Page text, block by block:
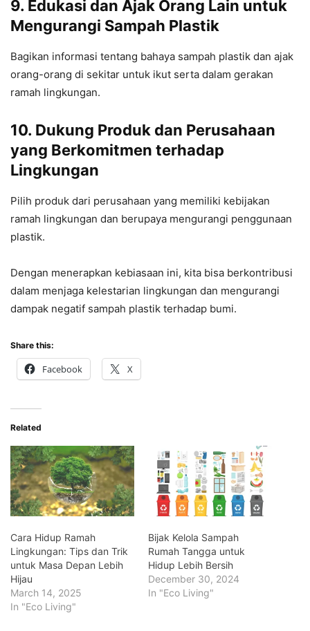
9. Edukasi dan Ajak Orang Lain untuk
Mengurangi Sampah Plastik
Bagikan informasi tentang bahaya sampah plastik dan ajak
orang-orang di sekitar untuk ikut serta dalam gerakan
ramah lingkungan.
10. Dukung Produk dan Perusahaan
yang Berkomitmen terhadap
Lingkungan
Pilih produk dari perusahaan yang memiliki kebijakan
ramah lingkungan dan berupaya mengurangi penggunaan
plastik.
Dengan menerapkan kebiasaan ini, kita bisa berkontribusi
dalam menjaga kelestarian lingkungan dan mengurangi
dampak negatif sampah plastik terhadap bumi.
Share this:
Facebook X
Related
Cara Hidup Ramah
Lingkungan: Tips dan Trik
untuk Masa Depan Lebih
Hijau
March 14, 2025
In "Eco Living"
Bijak Kelola Sampah
Rumah Tangga untuk
Hidup Lebih Bersih
December 30, 2024
In "Eco Living"